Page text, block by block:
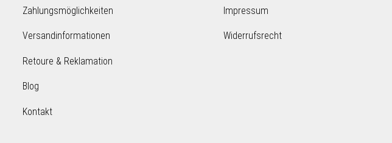
Zahlungsmöglichkeiten
Versandinformationen
Retoure & Reklamation
Blog
Kontakt
Impressum
Widerrufsrecht